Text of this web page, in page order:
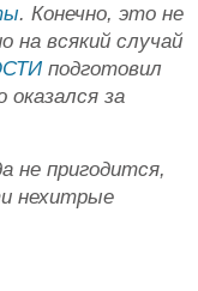
. Конечно, это не
всякий случай
подготовил
за
не пригодится,
нехитрые